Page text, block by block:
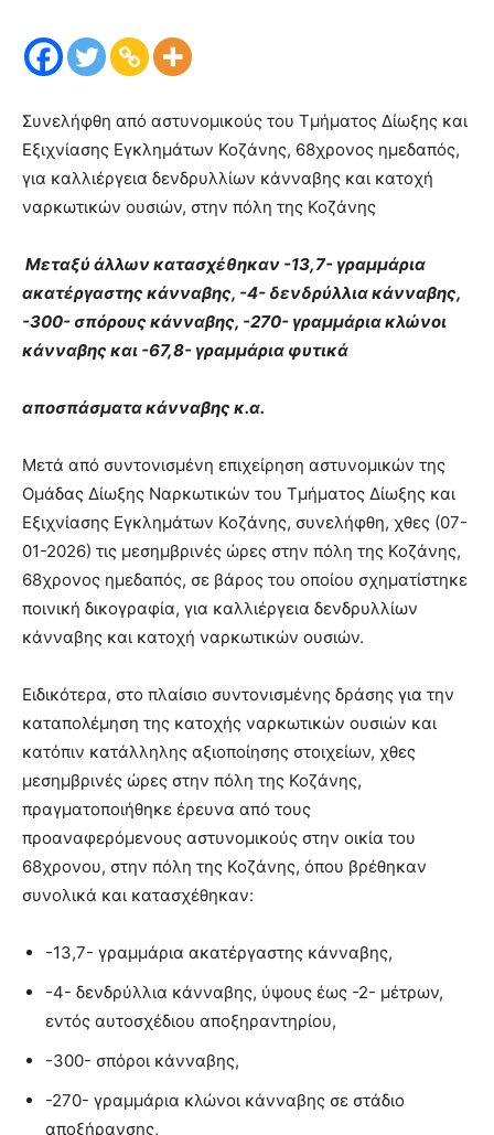
Συνελήφθη από αστυνομικούς του Τμήματος Δίωξης και
Εξιχνίασης Εγκλημάτων Κοζάνης, 68χρονος ημεδαπός,
για καλλιέργεια δενδρυλλίων κάνναβης και κατοχή
ναρκωτικών ουσιών, στην πόλη της Κοζάνης
Μεταξύ άλλων κατασχέθηκαν -13,7- γραμμάρια
ακατέργαστης κάνναβης, -4- δενδρύλλια κάνναβης,
-300- σπόρους κάνναβης, -270- γραμμάρια κλώνοι
κάνναβης και -67,8- γραμμάρια φυτικά
αποσπάσματα κάνναβης κ.α.
Μετά από συντονισμένη επιχείρηση αστυνομικών της
Ομάδας Δίωξης Ναρκωτικών του Τμήματος Δίωξης και
Εξιχνίασης Εγκλημάτων Κοζάνης, συνελήφθη, χθες (07-
01-2026) τις μεσημβρινές ώρες στην πόλη της Κοζάνης,
68χρονος ημεδαπός, σε βάρος του οποίου σχηματίστηκε
ποινική δικογραφία, για καλλιέργεια δενδρυλλίων
κάνναβης και κατοχή ναρκωτικών ουσιών.
Ειδικότερα, στο πλαίσιο συντονισμένης δράσης για την
καταπολέμηση της κατοχής ναρκωτικών ουσιών και
κατόπιν κατάλληλης αξιοποίησης στοιχείων, χθες
μεσημβρινές ώρες στην πόλη της Κοζάνης,
πραγματοποιήθηκε έρευνα από τους
προαναφερόμενους αστυνομικούς στην οικία του
68χρονου, στην πόλη της Κοζάνης, όπου βρέθηκαν
συνολικά και κατασχέθηκαν:
-13,7- γραμμάρια ακατέργαστης κάνναβης,
-4- δενδρύλλια κάνναβης, ύψους έως -2- μέτρων,
εντός αυτοσχέδιου αποξηραντηρίου,
-300- σπόροι κάνναβης,
-270- γραμμάρια κλώνοι κάνναβης σε στάδιο
αποξήρανσης,